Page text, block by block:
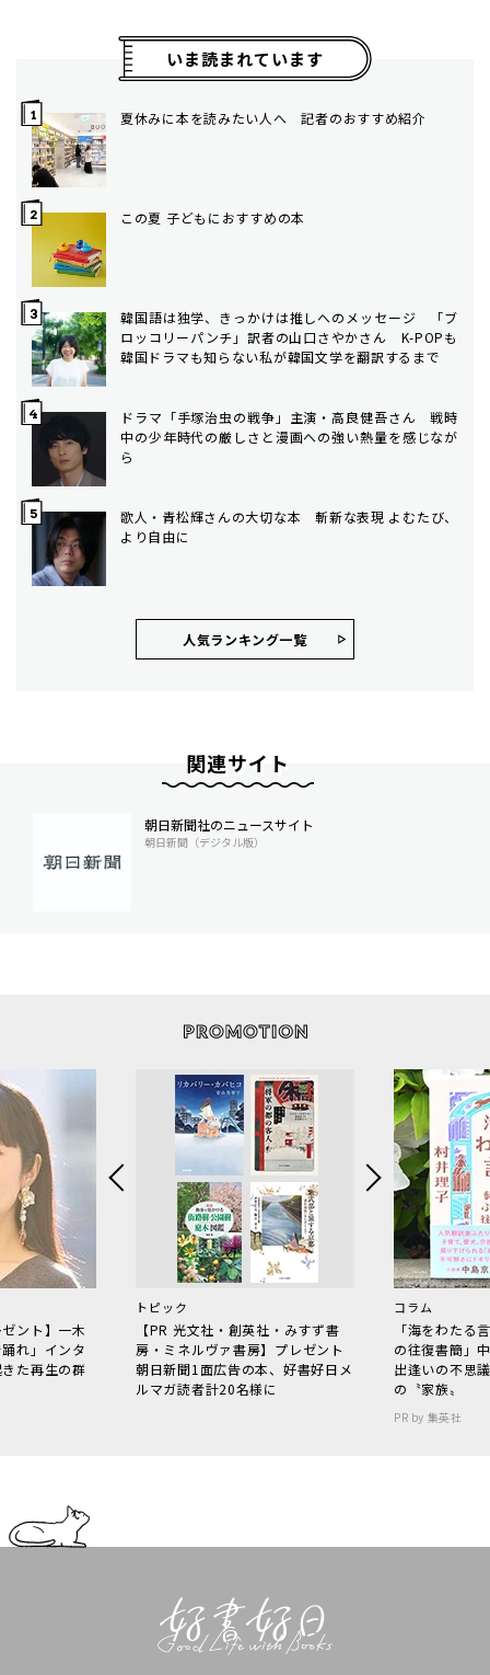
いま読まれています
夏休みに本を読みたい人へ 記者のおすすめ紹介
この夏 子どもにおすすめの本
韓国語は独学、きっかけは推しへのメッセージ 「ブ
ロッコリーパンチ」訳者の山口さやかさん K-POPも
韓国ドラマも知らない私が韓国文学を翻訳するまで
ドラマ「手塚治虫の戦争」主演・高良健吾さん 戦時
中の少年時代の厳しさと漫画への強い熱量を感じなが
ら
歌人・青松輝さんの大切な本 斬新な表現 よむたび、
より自由に
人気ランキング⼀覧
関連サイト
朝日新聞社のニュースサイト
朝日新聞（デジタル版）
ント】一木
れ」インタ
た再生の群
トピック
【PR 光文社・創英社・みすず書
房・ミネルヴァ書房】プレゼント
朝日新聞1面広告の本、好書好日メ
ルマガ読者計20名様に
コラム
「海をわた
の往復書簡」
出逢いの不思
の〝家族〟
PR by 集英社